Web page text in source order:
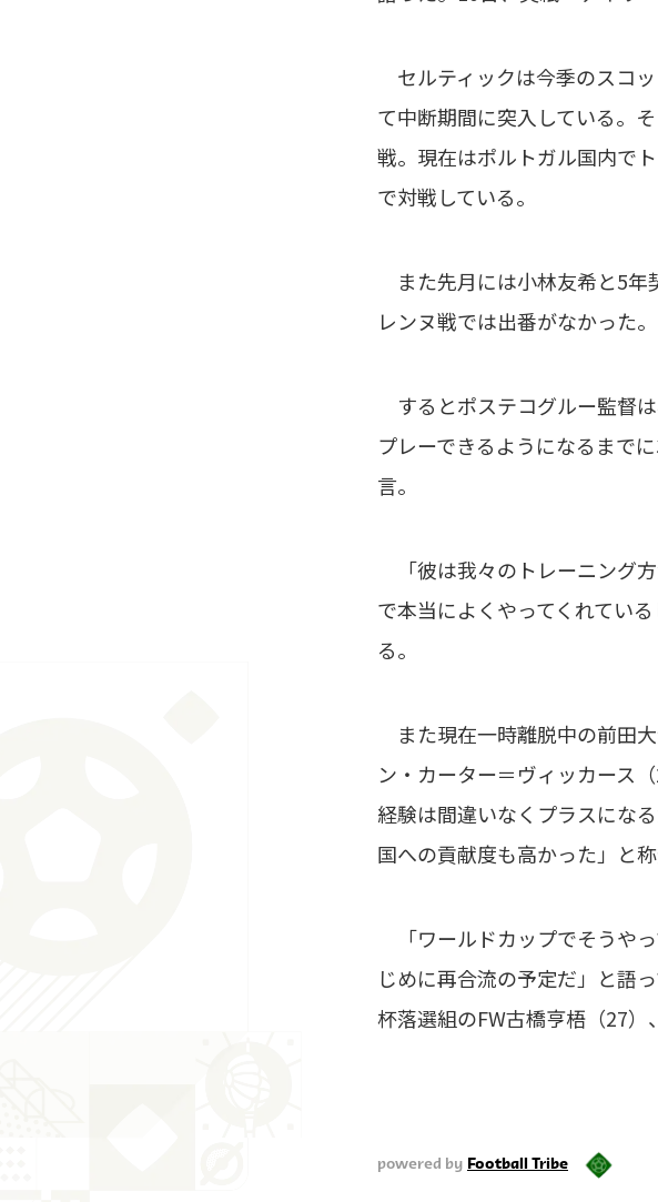
セルティックは今季のスコ
て中断期間に突入している。
戦。現在はポルトガル国内で
で対戦している。
また先月には小林友希と5年
レンヌ戦では出番がなかった。
するとポステコグルー監督
プレーできるようになるまで
言。
「彼は我々のトレーニング
で本当によくやってくれてい
る。
また現在一時離脱中の前田
ン・カーター＝ヴィッカース
経験は間違いなくプラスにな
国への貢献度も高かった」と称
「ワールドカップでそうや
じめに再合流の予定だ」と語
杯落選組のFW古橋亨梧（27）
powered by Football Tribe